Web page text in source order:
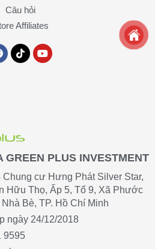
Câu hỏi
Affiliates
T
i
Y
o
GREEN PLUS INVESTMENT
cư Hưng Phát Silver Star,
Hữu Thọ, Ấp 5, Tổ 9, Xã Phước
Bè, TP. Hồ Chí Minh
ngày 24/12/2018
9595